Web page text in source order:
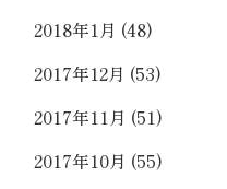
2018年1月 (48)
2017年12月 (53)
2017年11月 (51)
2017年10月 (55)